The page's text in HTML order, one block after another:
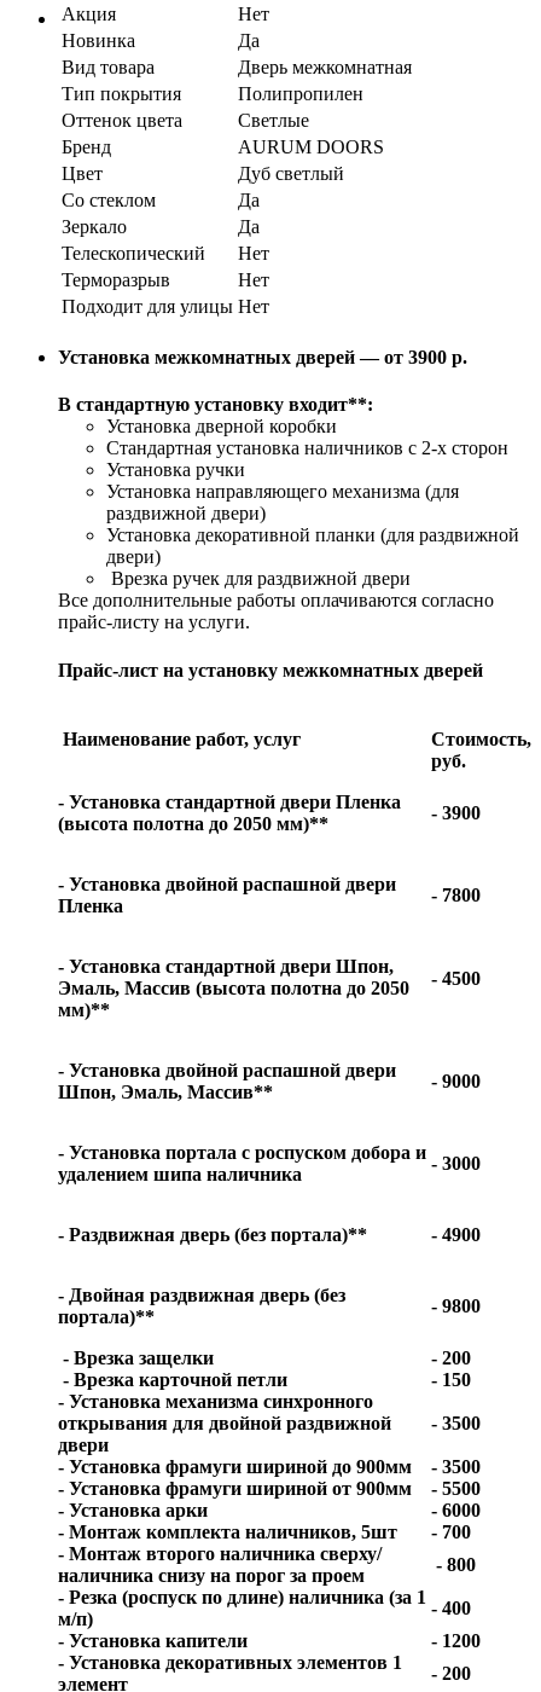
Акция
Нет
Новинка
Да
Вид товара
Дверь межкомнатная
Тип покрытия
Полипропилен
Оттенок цвета
Светлые
Бренд
AURUM DOORS
Цвет
Дуб светлый
Со стеклом
Да
Зеркало
Да
Телескопический
Нет
Терморазрыв
Нет
Подходит для улицы Нет
Установка межкомнатных дверей — от 3900 р.
В стандартную установку входит**:
Установка дверной коробки
Стандартная установка наличников с 2-х сторон
Установка ручки
Установка направляющего механизма (для
раздвижной двери)
Установка декоративной планки (для раздвижной
двери)
Врезка ручек для раздвижной двери
Все дополнительные работы оплачиваются согласно
прайс-листу на услуги.
Прайс-лист на установку межкомнатных дверей
Наименование работ, услуг
Стоимость,
руб.
- Установка стандартной двери Пленка
(высота полотна до 2050 мм)**
- 3900
- Установка двойной распашной двери
Пленка
- 7800
- Установка стандартной двери Шпон,
Эмаль, Массив (высота полотна до 2050
мм)**
- 4500
- Установка двойной распашной двери
Шпон, Эмаль, Массив**
- 9000
- Установка портала с роспуском добора и
удалением шипа наличника
- 3000
- Раздвижная дверь (без портала)** - 4900
- Двойная раздвижная дверь (без
портала)**
- 9800
- Врезка защелки
- 200
- Врезка карточной петли
- 150
- Установка механизма синхронного
открывания для двойной раздвижной
двери
- 3500
- Установка фрамуги шириной до 900мм
- 3500
- Установка фрамуги шириной от 900мм
- 5500
- Установка арки
- 6000
- Монтаж комплекта наличников, 5шт
- 700
- Монтаж второго наличника сверху/
наличника снизу на порог за проем
- 800
- Резка (роспуск по длине) наличника (за 1
м/п)
- 400
- Установка капители
- 1200
- Установка декоративных элементов 1
элемент
- 200